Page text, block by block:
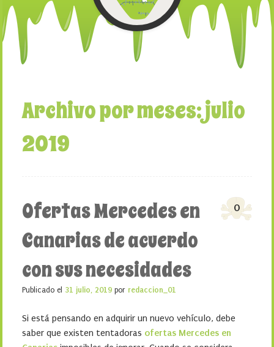
Archivo por meses:julio
2019
Ofertas Mercedes en
Canarias de acuerdo
con sus necesidades
0
Publicado el 31 julio, 2019 por redaccion_01
Si está pensando en adquirir un nuevo vehículo, debe
saber que existen tentadoras ofertas Mercedes en